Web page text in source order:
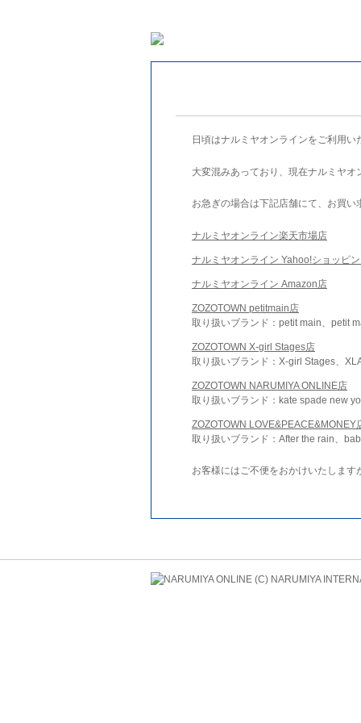
日頃はナルミヤオンラインをご利用
大変混みあっており、現在ナルミヤ
お急ぎの場合は下記店舗にて、お買い
ナルミヤオンライン楽天市場店
ナルミヤオンライン Yahoo!ショッピ
ナルミヤオンライン Amazon店
ZOZOTOWN petitmain店
取り扱いブランド：petit main、petit
ZOZOTOWN X-girl Stages店
取り扱いブランド：X-girl Stages、
ZOZOTOWN NARUMIYA ONLINE店
取り扱いブランド：kate spade new
ZOZOTOWN LOVE&PEACE&MONEY
取り扱いブランド：After the rain、
お客様にはご不便をおかけいたしま